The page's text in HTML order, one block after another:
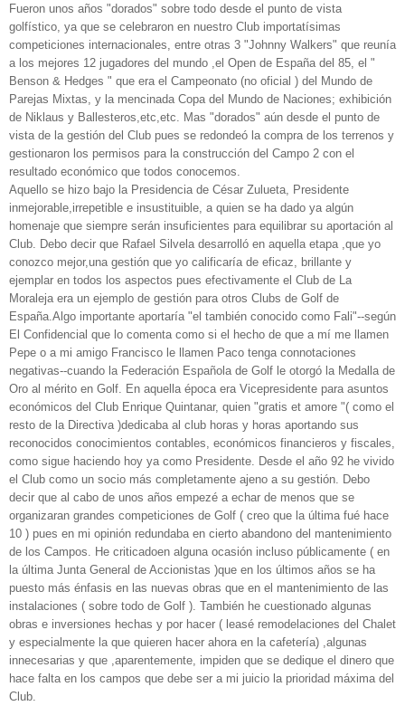
Fueron unos años "dorados" sobre todo desde el punto de vista
golfístico, ya que se celebraron en nuestro Club importatísimas
competiciones internacionales, entre otras 3 "Johnny Walkers" que reunía
a los mejores 12 jugadores del mundo ,el Open de España del 85, el "
Benson & Hedges " que era el Campeonato (no oficial ) del Mundo de
Parejas Mixtas, y la mencinada Copa del Mundo de Naciones; exhibición
de Niklaus y Ballesteros,etc,etc. Mas "dorados" aún desde el punto de
vista de la gestión del Club pues se redondeó la compra de los terrenos y
gestionaron los permisos para la construcción del Campo 2 con el
resultado económico que todos conocemos.
Aquello se hizo bajo la Presidencia de César Zulueta, Presidente
inmejorable,irrepetible e insustituible, a quien se ha dado ya algún
homenaje que siempre serán insuficientes para equilibrar su aportación al
Club. Debo decir que Rafael Silvela desarrolló en aquella etapa ,que yo
conozco mejor,una gestión que yo calificaría de eficaz, brillante y
ejemplar en todos los aspectos pues efectivamente el Club de La
Moraleja era un ejemplo de gestión para otros Clubs de Golf de
España.Algo importante aportaría "el también conocido como Fali"--según
El Confidencial que lo comenta como si el hecho de que a mí me llamen
Pepe o a mi amigo Francisco le llamen Paco tenga connotaciones
negativas--cuando la Federación Española de Golf le otorgó la Medalla de
Oro al mérito en Golf. En aquella época era Vicepresidente para asuntos
económicos del Club Enrique Quintanar, quien "gratis et amore "( como el
resto de la Directiva )dedicaba al club horas y horas aportando sus
reconocidos conocimientos contables, económicos financieros y fiscales,
como sigue haciendo hoy ya como Presidente. Desde el año 92 he vivido
el Club como un socio más completamente ajeno a su gestión. Debo
decir que al cabo de unos años empezé a echar de menos que se
organizaran grandes competiciones de Golf ( creo que la última fué hace
10 ) pues en mi opinión redundaba en cierto abandono del mantenimiento
de los Campos. He criticadoen alguna ocasión incluso públicamente ( en
la última Junta General de Accionistas )que en los últimos años se ha
puesto más énfasis en las nuevas obras que en el mantenimiento de las
instalaciones ( sobre todo de Golf ). También he cuestionado algunas
obras e inversiones hechas y por hacer ( leasé remodelaciones del Chalet
y especialmente la que quieren hacer ahora en la cafetería) ,algunas
innecesarias y que ,aparentemente, impiden que se dedique el dinero que
hace falta en los campos que debe ser a mi juicio la prioridad máxima del
Club.